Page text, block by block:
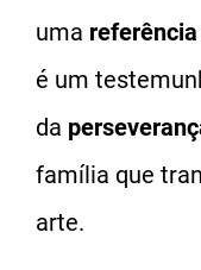
uma
é um
da
família que
arte.